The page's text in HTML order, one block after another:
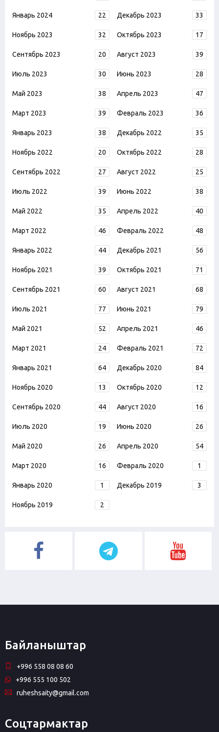
Январь 2024 22 Декабрь 2023 33
Ноябрь 2023 32 Октябрь 2023 17
Сентябрь 2023 20 Август 2023 39
Июль 2023 30 Июнь 2023 28
Май 2023 38 Апрель 2023 47
Март 2023 39 Февраль 2023 36
Январь 2023 38 Декабрь 2022 35
Ноябрь 2022 20 Октябрь 2022 28
Сентябрь 2022 27 Август 2022 25
Июль 2022 39 Июнь 2022 38
Май 2022 35 Апрель 2022 40
Март 2022 46 Февраль 2022 48
Январь 2022 44 Декабрь 2021 56
Ноябрь 2021 39 Октябрь 2021 71
Сентябрь 2021 60 Август 2021 68
Июль 2021 77 Июнь 2021 79
Май 2021 52 Апрель 2021 46
Март 2021 24 Февраль 2021 72
Январь 2021 64 Декабрь 2020 84
Ноябрь 2020 13 Октябрь 2020 12
Сентябрь 2020 44 Август 2020 16
Июль 2020 19 Июнь 2020 26
Май 2020 26 Апрель 2020 54
Март 2020 16 Февраль 2020 1
Январь 2020 1 Декабрь 2019 3
Ноябрь 2019 2
Байланыштар
+996 558 08 08 60
+996 555 100 502
ruheshsaity@gmail.com
Соцтармактар